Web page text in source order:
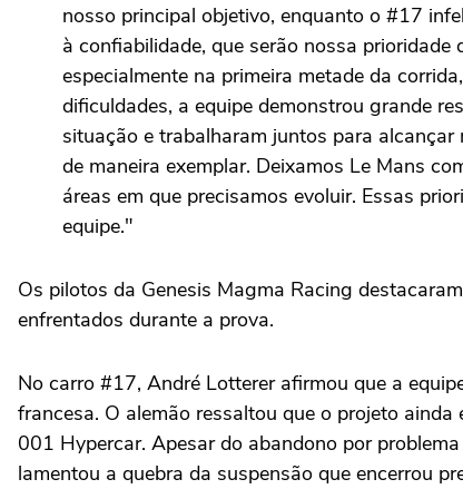
nosso principal objetivo, enquanto o #17
à confiabilidade, que serão nossa
especialmente na primeira metade da
dificuldades, a equipe demonstrou grande
situação e trabalharam juntos para
de maneira exemplar. Deixamos Le Mans
áreas em que precisamos evoluir. Essas
equipe."
Os pilotos da Genesis Magma Racing
enfrentados durante a prova.
No carro #17, André Lotterer afirmou que a
francesa. O alemão ressaltou que o projeto
001 Hypercar. Apesar do abandono por
lamentou a quebra da suspensão que encerrou